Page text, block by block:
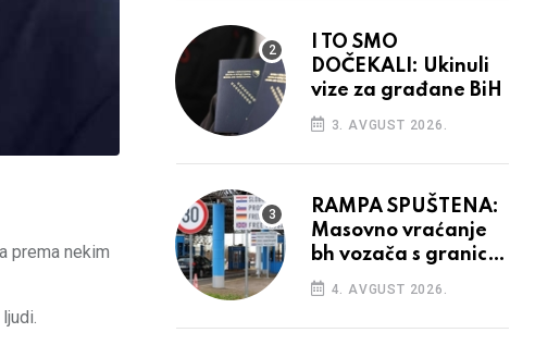
prema nekim
I TO SMO
DOČEKALI: Ukinuli
vize za građane BiH
3. AVGUST 2026.
RAMPA SPUŠTENA:
Masovno vraćanje
bh vozača s granica
EU, protesti na
vidiku
4. AVGUST 2026.